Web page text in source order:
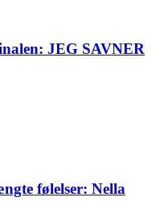
JEG SAVNER
følelser: Nella